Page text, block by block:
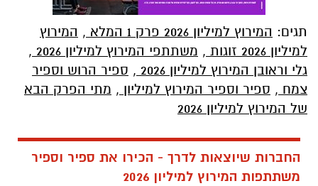
תגים: המירוץ למיליון 2026 פרק 1 המלא , המירוץ
למיליון 2026 זוגות
, משתתפי המירוץ למיליון 2026
,
גלי וראובן המירוץ למיליון 2026
, ספיר הרוש וספיר
צמח , ספיר וספיר המירוץ למיליון , מתי הפרק הבא
של המירוץ למיליון 2026
החברות שיוצאות לדרך - הכירו את ספיר וספיר
משתתפות המירוץ למיליון 2026